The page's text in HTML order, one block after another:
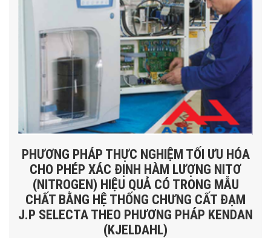
PHƯƠNG PHÁP THỰC NGHIỆM TỐI ƯU HÓA
CHO PHÉP XÁC ĐỊNH HÀM LƯỢNG NITƠ
(NITROGEN) HIỆU QUẢ CÓ TRONG MẪU
CHẤT BẰNG HỆ THỐNG CHƯNG CẤT ĐẠM
J.P SELECTA THEO PHƯƠNG PHÁP KENDAN
(KJELDAHL)